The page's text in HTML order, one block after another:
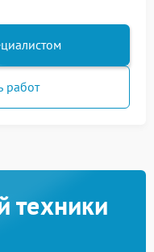
работ
техники